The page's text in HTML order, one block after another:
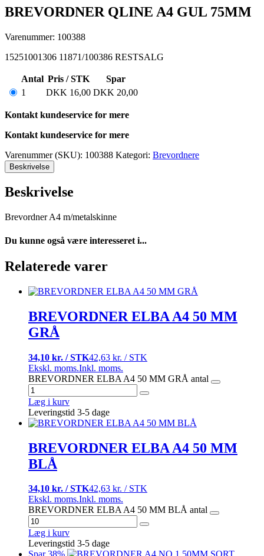
BREVORDNER QLINE A4 GUL 75MM
Varenummer: 100388
15251001306 11871/100386 RESTSALG
Antal Pris / STK
Spar
1
DKK 16,00 DKK 20,00
Kontakt kundeservice for mere
Kontakt kundeservice for mere
Varenummer (SKU): 100388 Kategori: Brevordnere
Beskrivelse
Beskrivelse
Brevordner A4 m/metalskinne
Du kunne også være interesseret i...
Relaterede varer
BREVORDNER ELBA A4 50 MM
GRÅ
34,10 kr. / STK42,63 kr. / STK
Ekskl. moms.Inkl. moms.
BREVORDNER ELBA A4 50 MM GRÅ antal
Læg i kurv
Leveringstid 3-5 dage
BREVORDNER ELBA A4 50 MM
BLÅ
34,10 kr. / STK42,63 kr. / STK
Ekskl. moms.Inkl. moms.
BREVORDNER ELBA A4 50 MM BLÅ antal
Læg i kurv
Leveringstid 3-5 dage